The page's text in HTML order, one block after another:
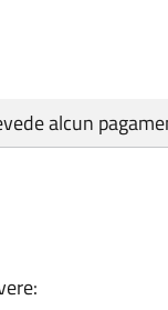
alcun